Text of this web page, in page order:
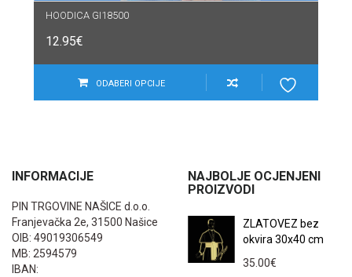
HOODICA GI18500
12.95€
ODABERI OPCIJE
INFORMACIJE
PIN TRGOVINE NAŠICE d.o.o.
Franjevačka 2e, 31500 Našice
OIB: 49019306549
MB: 2594579
IBAN:
NAJBOLJE OCJENJENI
PROIZVODI
ZLATOVEZ bez
okvira 30x40 cm
35.00€